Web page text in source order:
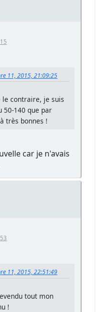
11, 2015, 21:09:25
contraire, je suis
50-140 que par
très bonnes !
car je n'avais
11, 2015, 22:51:49
tout mon
!